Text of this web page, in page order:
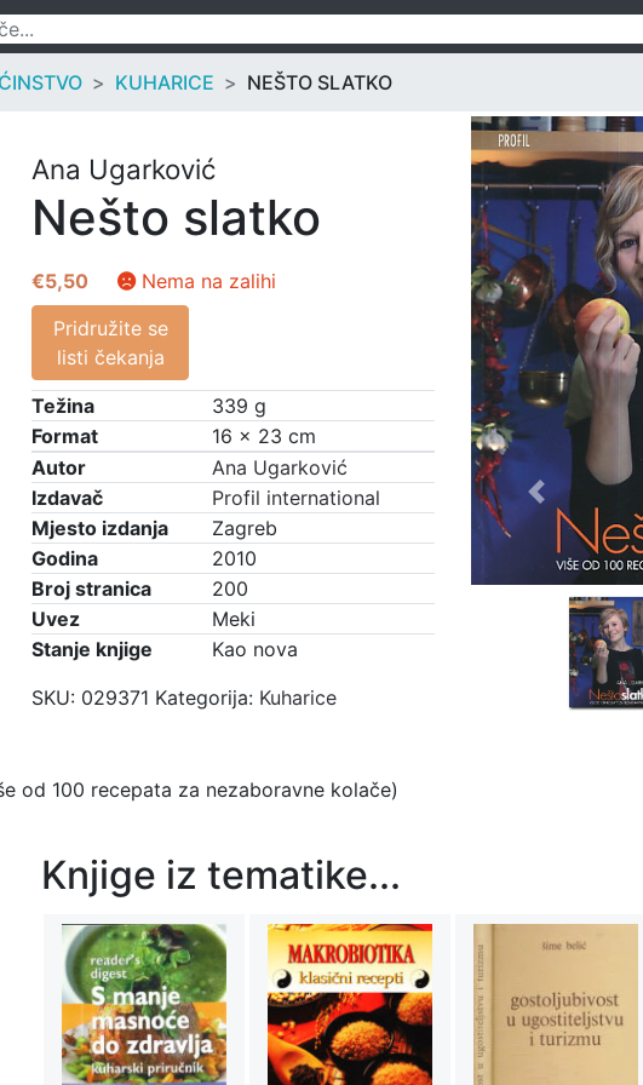
KUHARICE NEŠTO SLATKO
Ana Ugarković
Nešto slatko
€5,50
Nema na zalihi
Pridružite se
listi čekanja
Težina
339 g
Format
16 × 23 cm
Autor
Ana Ugarković
Izdavač
Profil international
Mjesto izdanja
Zagreb
Godina
2010
Broj stranica
200
Uvez
Meki
Stanje knjige
Kao nova
SKU: 029371 Kategorija: Kuharice
Previous
od 100 recepata za nezaboravne kolače)
Knjige iz tematike...